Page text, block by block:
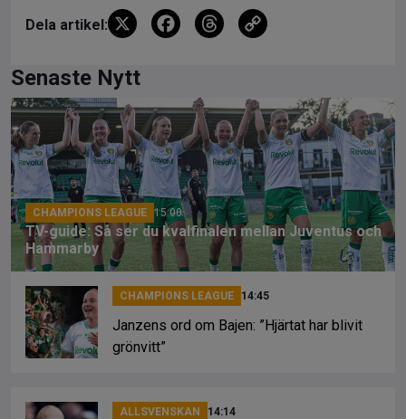
Dela artikel: X
F
b
o
o
k
T
a
d
s
Li
n
k
Senaste Nytt
CHAMPIONS LEAGUE 15:00
TV-guide: Så ser du kvalfinalen mellan Juventus och
Hammarby
CHAMPIONS LEAGUE 14:45
Janzens ord om Bajen: ”Hjärtat har blivit
grönvitt”
ALLSVENSKAN 14:14